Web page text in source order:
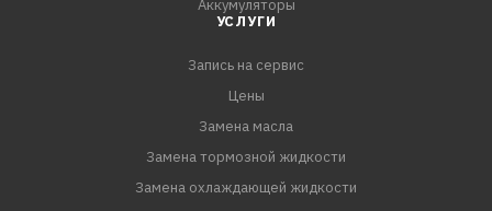
Аккумуляторы
УСЛУГИ
Запись на сервис
Цены
Замена масла
Замена тормозной жидкости
Замена охлаждающей жидкости